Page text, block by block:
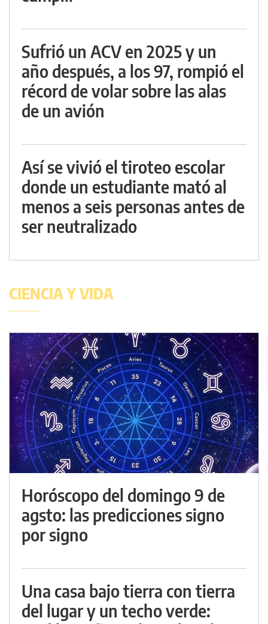
Sufrió un ACV en 2025 y un
año después, a los 97, rompió el
récord de volar sobre las alas
de un avión
Así se vivió el tiroteo escolar
donde un estudiante mató al
menos a seis personas antes de
ser neutralizado
CIENCIA Y VIDA
Horóscopo del domingo 9 de
agsto: las predicciones signo
por signo
Una casa bajo tierra con tierra
del lugar y un techo verde: